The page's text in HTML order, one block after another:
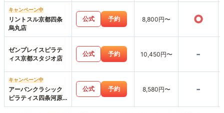
キャンペーン中
リントスル京都四条
烏丸店
公式 予約 8,800円〜 ○
ゼンプレイスピラテ
ィス京都スタジオ店
公式 予約 10,450円〜 -
キャンペーン中
アーバンクラシック
ピラティス四条河原
町店
公式 予約 8,580円〜 -